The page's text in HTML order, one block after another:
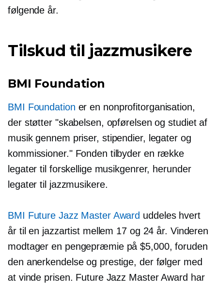
følgende år.
Tilskud til jazzmusikere
BMI Foundation
BMI Foundation er en nonprofitorganisation,
der støtter "skabelsen, opførelsen og studiet af
musik gennem priser, stipendier, legater og
kommissioner." Fonden tilbyder en række
legater til forskellige musikgenrer, herunder
legater til jazzmusikere.
BMI Future Jazz Master Award uddeles hvert
år til en jazzartist mellem 17 og 24 år. Vinderen
modtager en pengepræmie på $5,000, foruden
den anerkendelse og prestige, der følger med
at vinde prisen. Future Jazz Master Award har